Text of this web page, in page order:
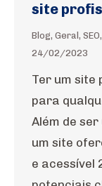
site
Blog, Geral , SEO,
24/02/2023
Ter um site
para
Além de
um site
e acessível